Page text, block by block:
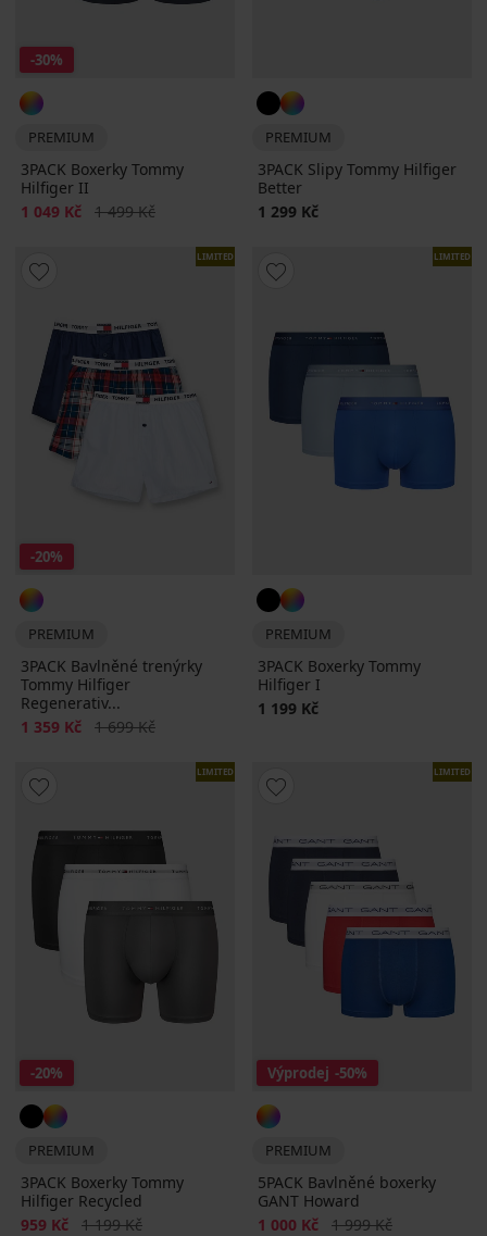
-30%
PREMIUM
3PACK Boxerky Tommy
Hilfiger II
Sleva
1 049 Kč Původní cena
1 499 Kč
PREMIUM
3PACK Slipy Tommy Hilfiger
Better
1 299 Kč
LIMITED
-20%
PREMIUM
3PACK Bavlněné trenýrky
Tommy Hilfiger
Regenerativ...
Sleva
1 359 Kč Původní cena
1 699 Kč
LIMITED
PREMIUM
3PACK Boxerky Tommy
Hilfiger I
1 199 Kč
LIMITED
-20%
PREMIUM
3PACK Boxerky Tommy
Hilfiger Recycled
Sleva
959 Kč Původní cena
1 199 Kč
LIMITED
Výprodej -50%
PREMIUM
5PACK Bavlněné boxerky
GANT Howard
Sleva
1 000 Kč Původní cena
1 999 Kč